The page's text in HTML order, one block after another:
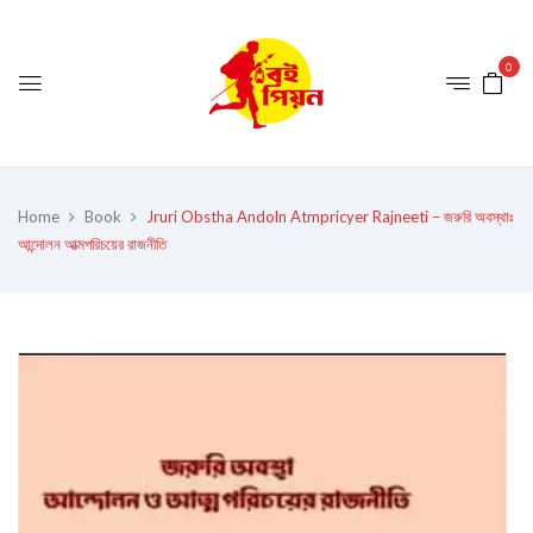
0
Home Book
Jruri Obstha Andoln Atmpricyer Rajneeti – জরুরি অবস্থাঃ
আন্দোলন আত্মপরিচয়ের রাজনীতি